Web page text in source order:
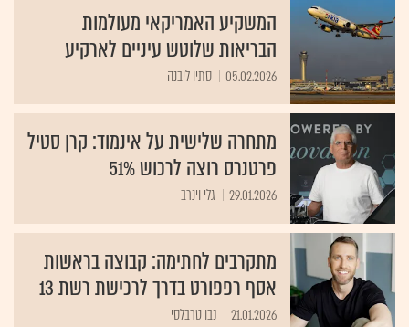
המשקיע האמריקאי מעולמות
הבריאות שלוטש עיניים לארקיע
05.02.2026 סתיו ליבנה
מתחרה שלישית על אינמוד: קרן סטיל
פרטנרס רוצה לרכוש 51%
29.01.2026 גלי וינרב
מתקרבים לחתימה: קבוצה בראשות
אסף רפפורט בדרך לרכישת רשת 13
21.01.2026 נבו טרבלסי